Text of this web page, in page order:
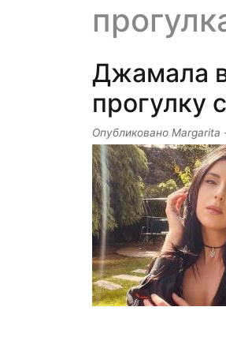
Джамала
прогулку
Опубликовано Margarita